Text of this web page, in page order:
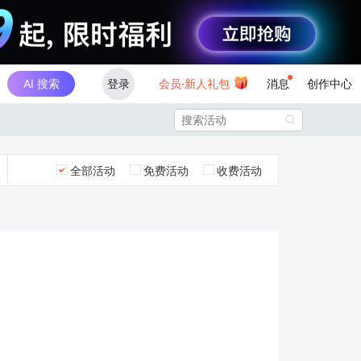
AI 搜索 登录 会员·新人礼包 消息 创作中心

全部活动 免费活动 收费活动